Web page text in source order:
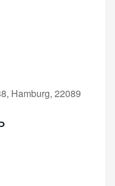
Hamburg, 22089